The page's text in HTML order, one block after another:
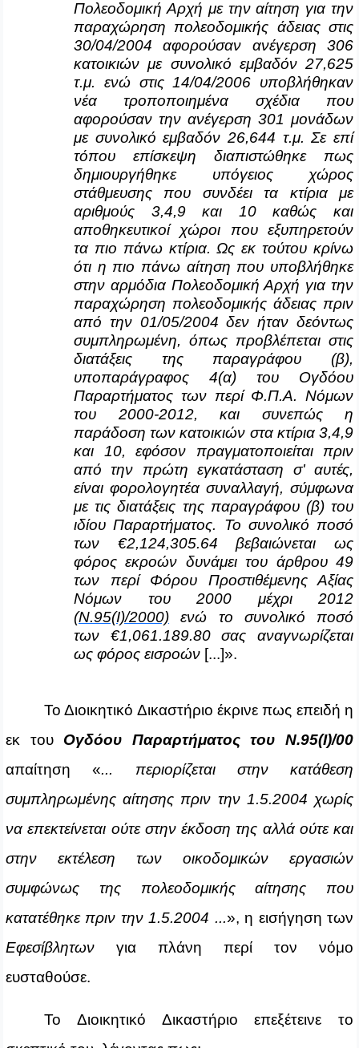
Πολεοδομική Αρχή με την αίτηση για την
παραχώρηση πολεοδομικής άδειας στις
30/04/2004 αφορούσαν ανέγερση 306
κατοικιών με συνολικό εμβαδόν 27,625
τ.μ. ενώ στις 14/04/2006 υποβλήθηκαν
νέα τροποποιημένα σχέδια που
αφορούσαν την ανέγερση 301 μονάδων
με συνολικό εμβαδόν 26,644 τ.μ. Σε επί
τόπου επίσκεψη διαπιστώθηκε πως
δημιουργήθηκε υπόγειος χώρος
στάθμευσης που συνδέει τα κτίρια με
αριθμούς 3,4,9 και 10 καθώς και
αποθηκευτικοί χώροι που εξυπηρετούν
τα πιο πάνω κτίρια. Ως εκ τούτου κρίνω
ότι η πιο πάνω αίτηση που υποβλήθηκε
στην αρμόδια Πολεοδομική Αρχή για την
παραχώρηση πολεοδομικής άδειας πριν
από την 01/05/2004 δεν ήταν δεόντως
συμπληρωμένη, όπως προβλέπεται στις
διατάξεις της παραγράφου (β),
υποπαράγραφος 4(α) του Ογδόου
Παραρτήματος των περί Φ.Π.Α. Νόμων
του 2000-2012, και συνεπώς η
παράδοση των κατοικιών στα κτίρια 3,4,9
και 10, εφόσον πραγματοποιείται πριν
από την πρώτη εγκατάσταση σ' αυτές,
είναι φορολογητέα συναλλαγή, σύμφωνα
με τις διατάξεις της παραγράφου (β) του
ιδίου Παραρτήματος. Το συνολικό ποσό
των €2,124,305.64 βεβαιώνεται ως
φόρος εκροών δυνάμει του άρθρου 49
των περί Φόρου Προστιθέμενης Αξίας
Νόμων του 2000 μέχρι 2012
(Ν.95(Ι)/2000)
ενώ το συνολικό ποσό
των €1,061.189.80 σας αναγνωρίζεται
ως φόρος εισροών [...]».
Το Διοικητικό Δικαστήριο έκρινε πως επειδή η
εκ του Ογδόου Παραρτήματος του Ν.95(Ι)/00
απαίτηση
«...
περιορίζεται στην κατάθεση
συμπληρωμένης αίτησης πριν την 1.5.2004 χωρίς
να επεκτείνεται ούτε στην έκδοση της αλλά ούτε και
στην εκτέλεση των οικοδομικών εργασιών
συμφώνως της πολεοδομικής αίτησης που
κατατέθηκε πριν την 1.5.2004 ...», η εισήγηση των
Εφεσίβλητων για πλάνη περί τον νόμο
ευσταθούσε.
Το Διοικητικό Δικαστήριο επεξέτεινε το